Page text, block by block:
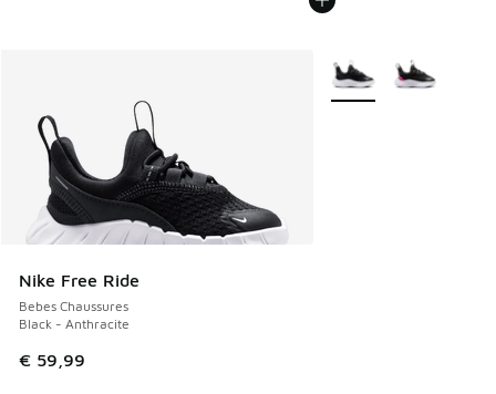
Nike Free Ride
Bebes Chaussures
Black - Anthracite
€ 59,99
Plus de couleurs